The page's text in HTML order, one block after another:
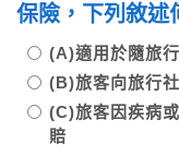
保險，下列敘
(A)適用於隨旅
(B)旅客向旅行
(C)旅客因疾病
賠